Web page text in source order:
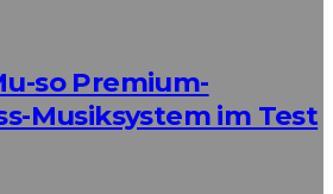
so Premium-
Musiksystem im Test